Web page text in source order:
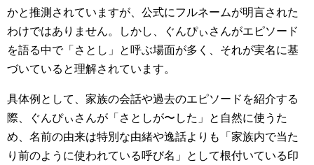
かと推測されていますが、公式にフルネームが明言された
わけではありません。しかし、ぐんぴぃさんがエピソード
を語る中で「さとし」と呼ぶ場面が多く、それが実名に基
づいていると理解されています。
具体例として、家族の会話や過去のエピソードを紹介する
際、ぐんぴぃさんが「さとしが〜した」と自然に使うた
め、名前の由来は特別な由緒や逸話よりも「家族内で当た
り前のように使われている呼び名」として根付いている印